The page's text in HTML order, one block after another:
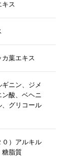
キス
カ葉エキス
ニン、ジメ
酸、ベヘニ
、グリコール
０）アルキル
糖脂質